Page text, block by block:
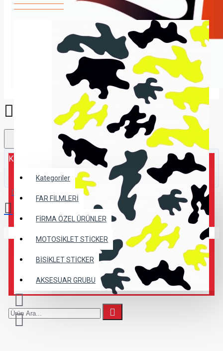
Kategoriler
Kategoriler
FAR FİLMLERİ
FİRMA ÖZEL ÜRÜNLER
MOTOSİKLET STİCKER
BİSİKLET STİCKER
AKSESUAR GRUBU
0 ürün - 0,00TL